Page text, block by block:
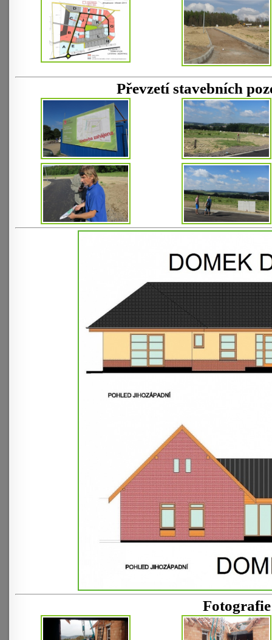
Převzetí stavebních